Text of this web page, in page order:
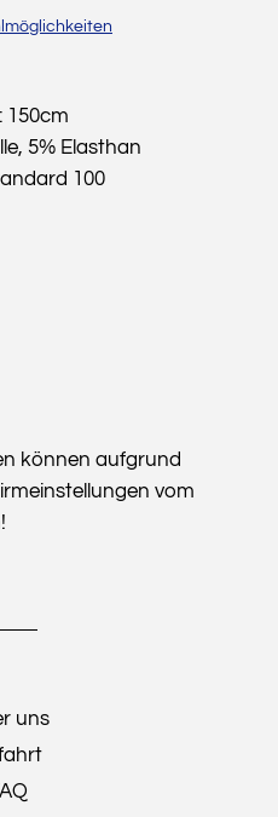
150cm
5% Elasthan
100
können aufgrund
vom
uns